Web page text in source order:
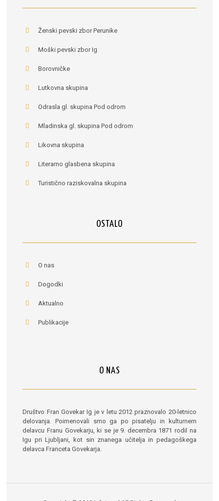
Ženski pevski zbor Perunike
Moški pevski zbor Ig
Borovničke
Lutkovna skupina
Odrasla gl. skupina Pod odrom
Mladinska gl. skupina Pod odrom
Likovna skupina
Literarno glasbena skupina
Turistično raziskovalna skupina
OSTALO
O nas
Dogodki
Aktualno
Publikacije
O NAS
Društvo Fran Govekar Ig je v letu 2012 praznovalo 20-letnico
delovanja. Poimenovali smo ga po pisatelju in kulturnem
delavcu Franu Govekarju, ki se je 9. decembra 1871 rodil na
Igu pri Ljubljani, kot sin znanega učitelja in pedagoškega
delavca Franceta Govekarja.